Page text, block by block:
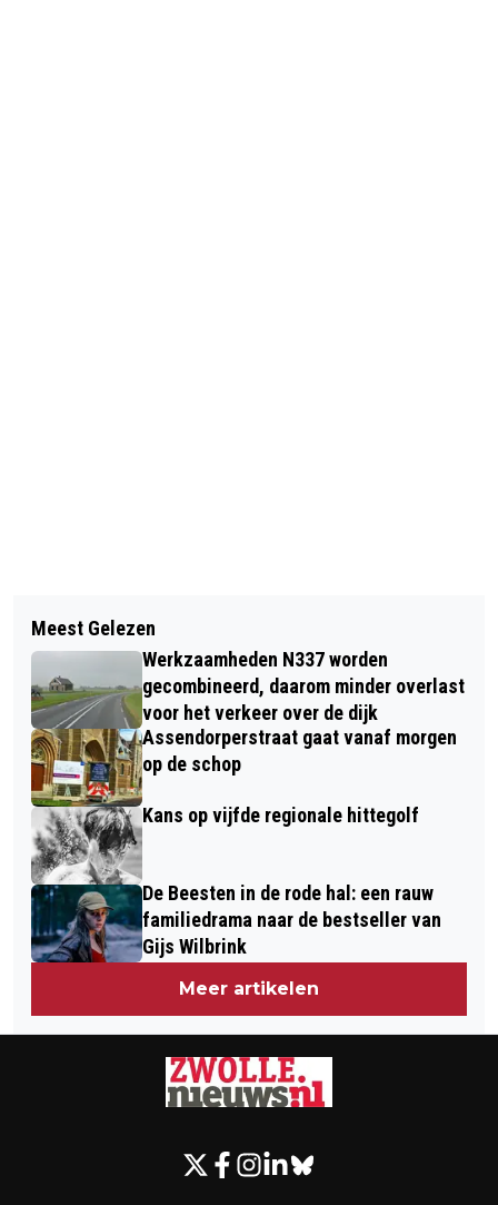
WIJKCENTRUM DE POL EN OMGEVING
WORDT HERONTWIKKELD
MAAK JE EIGEN SCHIJFSCHIETSPEL
TIJDENS DE KINDERWERKPLAATS
Meest Gelezen
Werkzaamheden N337 worden
gecombineerd, daarom minder overlast
voor het verkeer over de dijk
Assendorperstraat gaat vanaf morgen
op de schop
Kans op vijfde regionale hittegolf
De Beesten in de rode hal: een rauw
familiedrama naar de bestseller van
Gijs Wilbrink
Meer artikelen